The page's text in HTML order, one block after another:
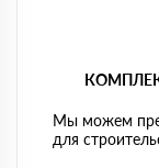
Мы можем
для